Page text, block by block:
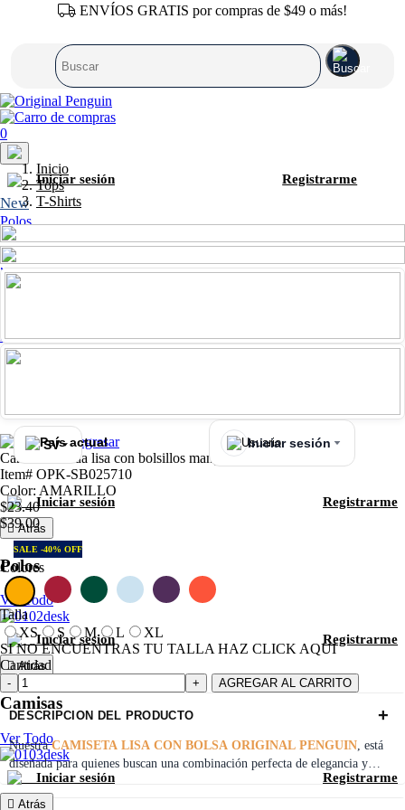
ENVÍOS GRATIS por compras de $49 o más!
0
Iniciar sesión Registrarme
New
Polos
Camisas
T-Shirts
Sweaters
Pantalones
Zapatos
Accesorios
SALE
SV Iniciar sesión
Iniciar sesión Registrarme
Atrás
Polos
Ver Todo
Iniciar sesión Registrarme
Atrás
Camisas
Ver Todo
Iniciar sesión Registrarme
Atrás
Inicio
Tops
T-Shirts
Regresar
Camiseta moda lisa con bolsillos manga corta amarilla
Item# OPK-SB025710
Color: AMARILLO
$23.40
$39.00
SALE -40% OFF
Colores
Talla
XS
S M L
XL
SI NO ENCUENTRAS TU TALLA HAZ CLICK AQUI
Cantidad
AGREGAR AL CARRITO
DESCRIPCION DEL PRODUCTO +
NuestraCAMISETA LISA CON BOLSA ORIGINAL PENGUIN, está
diseñada para quienes buscan una combinación perfecta de elegancia y
comodidad. Su corte ajustado contemporáneo ofrece una apariencia
moderna y estilizada, mientras que los detalles de cambray añaden un toque